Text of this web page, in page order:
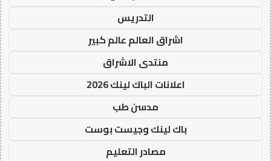
التدريس
اشراق العالم عالم كبير
منتدى الاشراق
اعلانات الباك لينك 2026
مدسن طب
باك لينك وجيست بوست
مصادر التعليم